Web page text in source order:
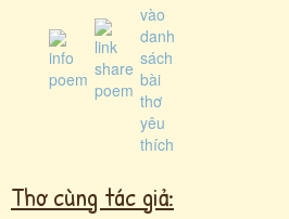
Thơ cùng tác giả: